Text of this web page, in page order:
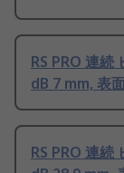
RS PRO 連続
dB 7 mm, 表
RS PRO 連続